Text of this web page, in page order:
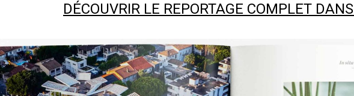
DÉCOUVRIR LE REPORTAGE COMPLET DANS